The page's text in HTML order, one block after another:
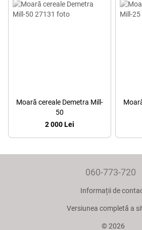
Moară cereale Demetra Mill-
50
2 000 Lei
060-773-720
Informații de
Versiunea completă a
© 2026